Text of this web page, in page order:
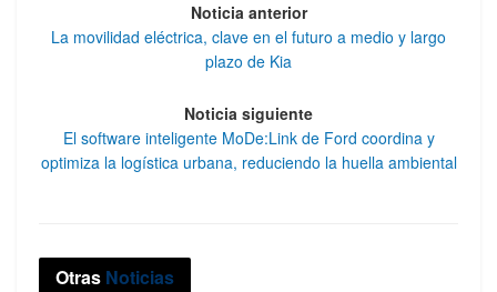
Noticia anterior
La movilidad eléctrica, clave en el futuro a medio y largo
plazo de Kia
Noticia siguiente
El software inteligente MoDe:Link de Ford coordina y
optimiza la logística urbana, reduciendo la huella ambiental
Otras Noticias